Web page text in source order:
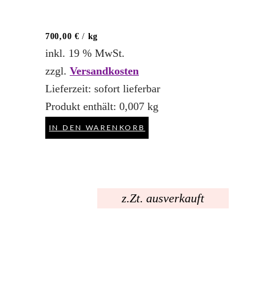
700,00 € / kg
inkl. 19 % MwSt.
zzgl. Versandkosten
Lieferzeit: sofort lieferbar
Produkt enthält: 0,007 kg
IN DEN WARENKORB
z.Zt. ausverkauft